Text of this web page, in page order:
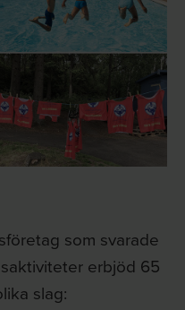
som svarade
erbjöd 65
slag: